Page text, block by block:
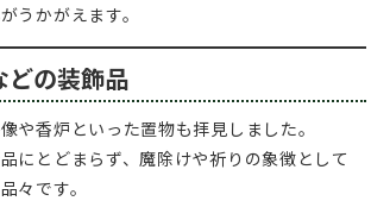
うかがえます。
どの装飾品
や香炉といった置物も拝見しました。
にとどまらず、魔除けや祈りの象徴として
々です。